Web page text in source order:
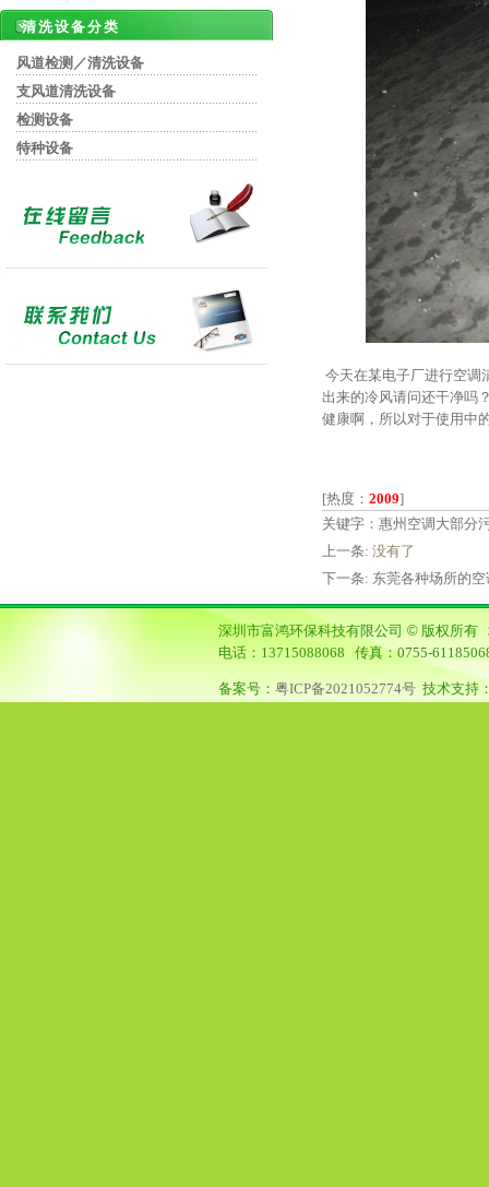
清洗设备分类
风道检测／清洗设备
支风道清洗设备
检测设备
特种设备
今天在某电子厂进行空调
出来的冷风请问还干净吗
健康啊，所以对于使用中
[热度： 2009]
关键字：惠州空调大部分
上一条: 没有了
下一条: 东莞各种场所的
深圳市富鸿环保科技有限公司 © 版权所有
电话：13715088068 传真：0755-
备案号： 粤ICP备2021052774号 技术支持